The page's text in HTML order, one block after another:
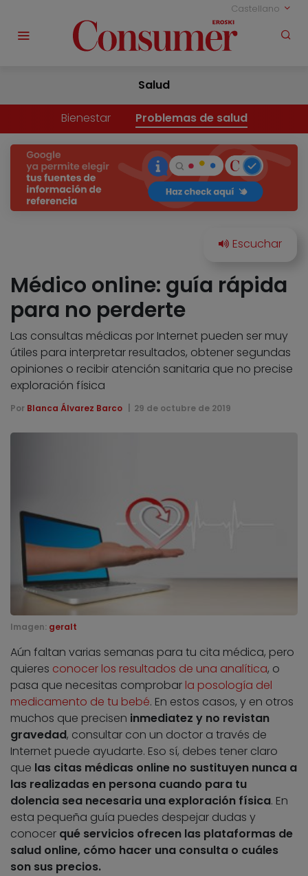
Castellano
Salud
Bienestar Problemas de salud
Médico online: guía rápida
para no perderte
Las consultas médicas por Internet pueden ser muy
útiles para interpretar resultados, obtener segundas
opiniones o recibir atención sanitaria que no precise
exploración física
Por Blanca Álvarez Barco 29 de octubre de 2019
Imagen: geralt
Aún faltan varias semanas para tu cita médica, pero
quieres conocer los resultados de una analítica, o
pasa que necesitas comprobar la posología del
medicamento de tu bebé. En estos casos, y en otros
muchos que precisen inmediatez y no revistan
gravedad, consultar con un doctor a través de
Internet puede ayudarte. Eso sí, debes tener claro
que las citas médicas online no sustituyen nunca a
las realizadas en persona cuando para tu
dolencia sea necesaria una exploración física. En
esta pequeña guía puedes despejar dudas y
conocer qué servicios ofrecen las plataformas de
salud online, cómo hacer una consulta o cuáles
son sus precios.